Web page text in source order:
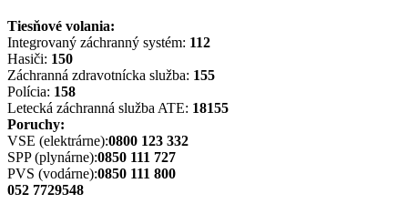
Tiesňové volania:
Integrovaný záchranný systém: 112
Hasiči: 150
Záchranná zdravotnícka služba: 155
Polícia: 158
Letecká záchranná služba ATE: 18155
Poruchy:
VSE (elektrárne):0800 123 332
SPP (plynárne):0850 111 727
PVS (vodárne):0850 111 800
052 7729548